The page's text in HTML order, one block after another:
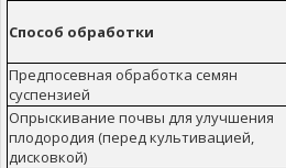
Способ обработки
Предпосевная обработка семян
суспензией
Опрыскивание почвы для улучшения
плодородия (перед культивацией,
дисковкой)